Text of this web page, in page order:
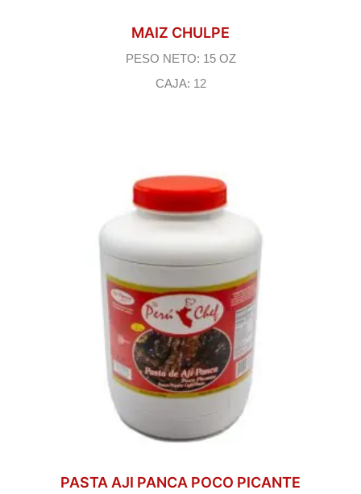
MAIZ CHULPE
PESO NETO: 15 OZ
CAJA: 12
PASTA AJI PANCA POCO PICANTE